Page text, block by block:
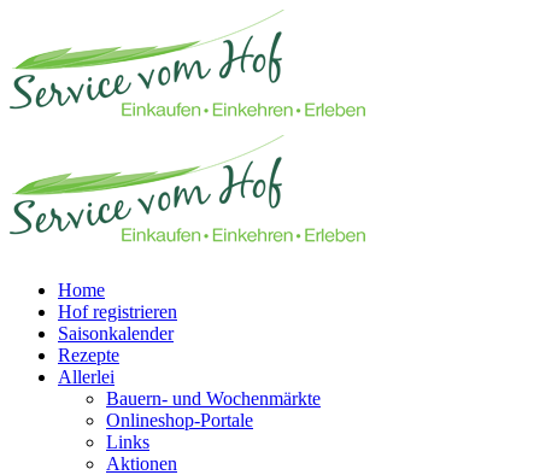
Home
Hof registrieren
Saisonkalender
Rezepte
Allerlei
Bauern- und Wochenmärkte
Onlineshop-Portale
Links
Aktionen